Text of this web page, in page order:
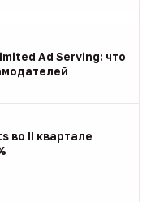
Ad Serving: что
во II квартале